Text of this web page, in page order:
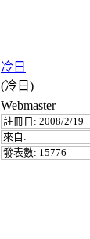
冷日
(冷日)
Webmaster
註冊日: 2008/2/19
來自:
發表數: 15776